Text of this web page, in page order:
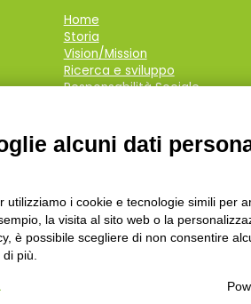
Home
Storia
Vision/Mission
Ricerca e sviluppo
Responsabilità Sociale
Clienti
Partner
Contatti
Contributi pubblici
alcuni dati
i cookie e tecnologie simili per
la visita al sito web o la
è possibile scegliere di non consentire
più.